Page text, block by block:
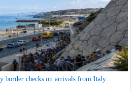
border checks on arrivals from Italy...